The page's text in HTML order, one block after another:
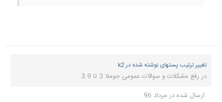
تغییر ترتیب پستهای نوشته شده در k2
در رفع مشکلات و سوالات عمومی جوملا 3 تا 3.9
ارسال شده در مرداد 96